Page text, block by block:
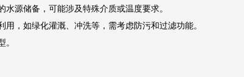
源储备，可能涉及特殊介质或温度要求。
，如绿化灌溉、冲洗等，需考虑防污和过滤功能。